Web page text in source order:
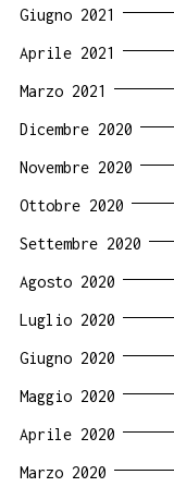
Giugno 2021
Aprile 2021
Marzo 2021
Dicembre 2020
Novembre 2020
Ottobre 2020
Settembre 2020
Agosto 2020
Luglio 2020
Giugno 2020
Maggio 2020
Aprile 2020
Marzo 2020